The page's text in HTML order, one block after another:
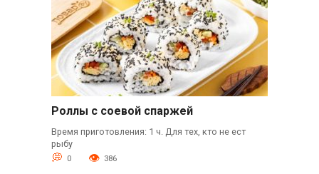
Роллы с соевой спаржей
Время приготовления: 1 ч. Для тех, кто не ест
рыбу
0 386